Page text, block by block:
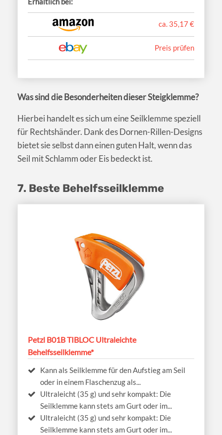
ca. 35,17 €
Preis prüfen
Was sind die Besonderheiten dieser Steigklemme?
Hierbei handelt es sich um eine Seilklemme speziell
für Rechtshänder. Dank des Dornen-Rillen-Designs
bietet sie selbst dann einen guten Halt, wenn das
Seil mit Schlamm oder Eis bedeckt ist.
7. Beste Behelfsseilklemme
Petzl B01B TIBLOC Ultraleichte
Behelfsseilklemme*
Kann als Seilklemme für den Aufstieg am Seil
oder in einem Flaschenzug als...
Ultraleicht (35 g) und sehr kompakt: Die
Seilklemme kann stets am Gurt oder im...
Ultraleicht (35 g) und sehr kompakt: Die
Seilklemme kann stets am Gurt oder im...